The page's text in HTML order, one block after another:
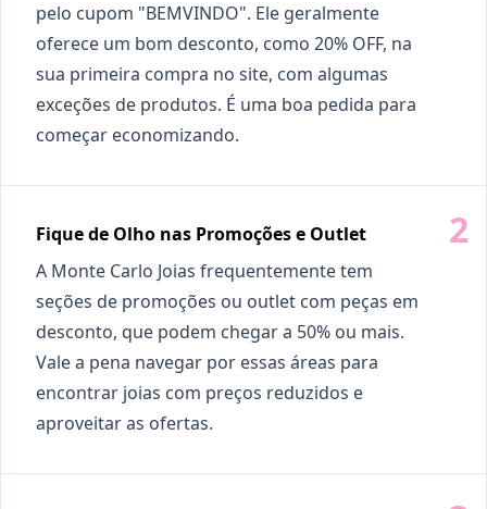
pelo cupom "BEMVINDO". Ele geralmente
oferece um bom desconto, como 20% OFF, na
sua primeira compra no site, com algumas
exceções de produtos. É uma boa pedida para
começar economizando.
Fique de Olho nas Promoções e Outlet
A Monte Carlo Joias frequentemente tem
seções de promoções ou outlet com peças em
desconto, que podem chegar a 50% ou mais.
Vale a pena navegar por essas áreas para
encontrar joias com preços reduzidos e
aproveitar as ofertas.